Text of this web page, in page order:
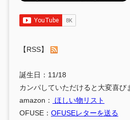
【RSS】
誕生日：11/18
カンパしていただけると大変喜び
amazon：
ほしい物リスト
OFUSE： OFUSEレターを送る